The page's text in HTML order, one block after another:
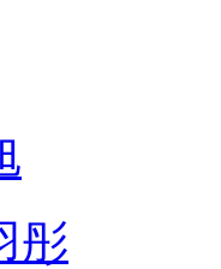
彤